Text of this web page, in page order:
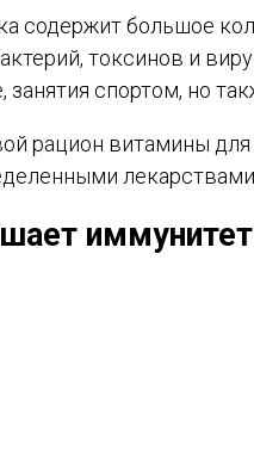
содержит большое
токсинов и
занятия спортом, но
рацион витамины для
иммунитет